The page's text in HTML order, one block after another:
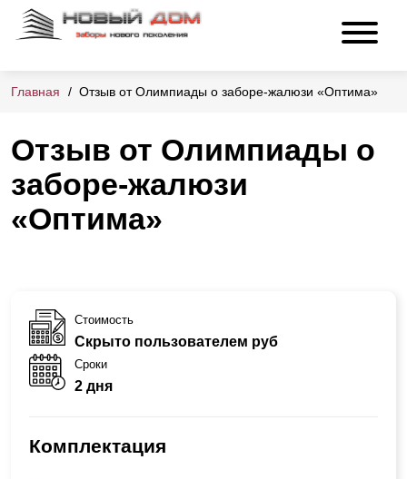
Главная Отзыв от Олимпиады о заборе-жалюзи «Оптима»
Отзыв от Олимпиады о
заборе-жалюзи
«Оптима»
Стоимость
Скрыто пользователем руб
Сроки
2 дня
Комплектация